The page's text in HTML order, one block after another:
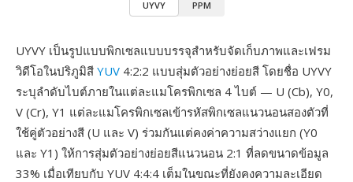
UYVY PPM
UYVY เป็นรูปแบบพิกเซลแบบบรรจุสำหรับจัดเก็บภาพและเฟรม
วิดีโอในปริภูมิสี YUV 4:2:2 แบบสุ่มตัวอย่างย่อยสี โดยชื่อ UYVY
ระบุลำดับไบต์ภายในแต่ละแมโครพิกเซล 4 ไบต์ — U (Cb), Y0,
V (Cr), Y1 แต่ละแมโครพิกเซลเข้ารหัสพิกเซลแนวนอนสองตัวที่
ใช้คู่ตัวอย่างสี (U และ V) ร่วมกันแต่คงค่าความสว่างแยก (Y0
และ Y1) ให้การสุ่มตัวอย่างย่อยสีแนวนอน 2:1 ที่ลดขนาดข้อมูล
33% เมื่อเทียบกับ YUV 4:4:4 เต็มในขณะที่ยังคงความละเอียด